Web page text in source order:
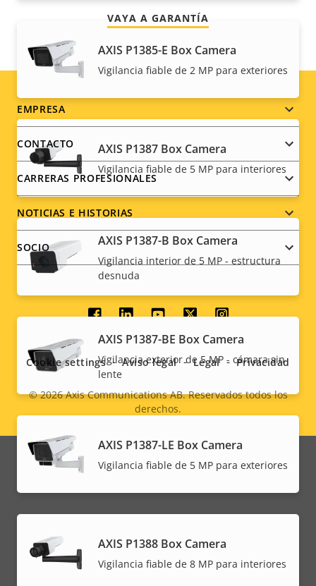
AXIS P1385-E Box Camera
Vigilancia fiable de 2 MP para exteriores
AXIS P1387 Box Camera
Vigilancia fiable de 5 MP para interiores
AXIS P1387-B Box Camera
Vigilancia interior de 5 MP - estructura
desnuda
AXIS P1387-BE Box Camera
Vigilancia exterior de 5 MP - cámara sin
lente
AXIS P1387-LE Box Camera
Vigilancia fiable de 5 MP para exteriores
AXIS P1388 Box Camera
Vigilancia fiable de 8 MP para interiores
VAYA A GARANTÍA
Footer
menu
EMPRESA
CONTACTO
CARRERAS PROFESIONALES
NOTICIAS E HISTORIAS
SOCIO
Social
menu
Legal
menu
© 2026Axis Communications AB. Reservados todos los
derechos.
Cookie settings Aviso legal Legal Privacidad